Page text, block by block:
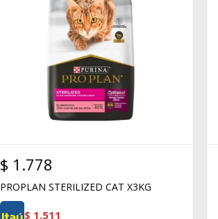
$ 1.778
PROPLAN STERILIZED CAT X3KG
$ 1.511